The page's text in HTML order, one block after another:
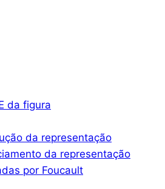
da figura
da representação
da representação
por Foucault